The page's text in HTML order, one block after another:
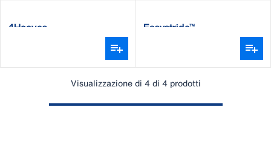
4Hooves Easystride™
Visualizzazione di 4 di 4 prodotti